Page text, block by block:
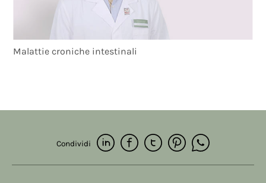
Malattie croniche intestinali
Condividi